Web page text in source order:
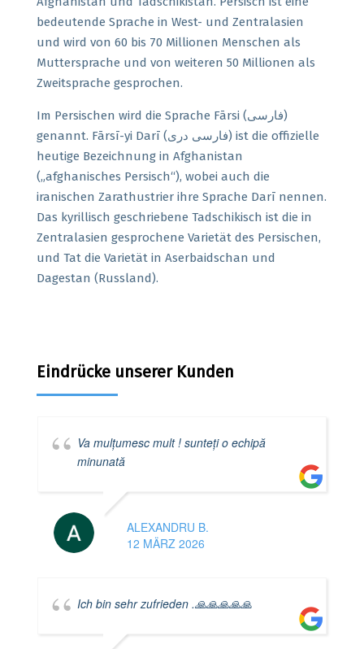
bedeutende Sprache in West- und Zentralasien
und wird von 60 bis 70 Millionen Menschen als
Muttersprache und von weiteren 50 Millionen als
Zweitsprache gesprochen.
Im Persischen wird die Sprache Fārsi (فارسی)
genannt. Fārsī-yi Darī (فارسى درى) ist die offizielle
heutige Bezeichnung in Afghanistan
(„afghanisches Persisch“), wobei auch die
iranischen Zarathustrier ihre Sprache Darī nennen.
Das kyrillisch geschriebene Tadschikisch ist die in
Zentralasien gesprochene Varietät des Persischen,
und Tat die Varietät in Aserbaidschan und
Dagestan (Russland).
Eindrücke unserer Kunden
Va mulțumesc mult ! sunteți o echipă
minunată
ALEXANDRU B.
12 MÄRZ 2026
Ich bin sehr zufrieden .🙏🙏🙏🙏🙏